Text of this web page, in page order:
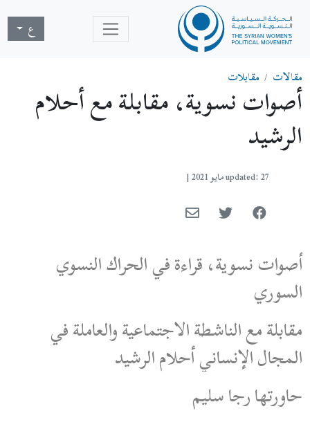
ع
مقالات مقابلات
أصوات نسوية، مقابلة مع أحلام
الرشيد
updated: 27 مايو 2021 |
أصوات نسوية، قراءة في الحراك النسوي
السوري
مقابلة مع الناشطة الاجتماعية والعاملة في
المجال الإنساني أحلام الرشيد
حاورتها رجا سليم